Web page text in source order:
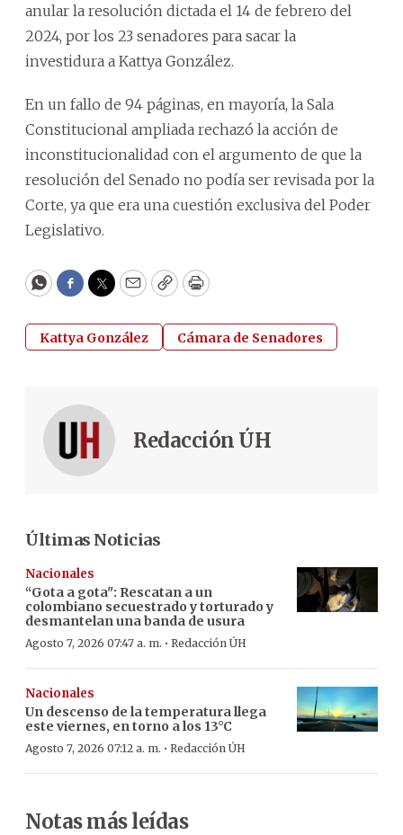
anular la resolución dictada el 14 de febrero del
2024, por los 23 senadores para sacar la
investidura a Kattya González.
En un fallo de 94 páginas, en mayoría, la Sala
Constitucional ampliada rechazó la acción de
inconstitucionalidad con el argumento de que la
resolución del Senado no podía ser revisada por la
Corte, ya que era una cuestión exclusiva del Poder
Legislativo.
WhatsApp
Facebook
Twitter
EmailCopyPrint
Kattya González Cámara de Senadores
Redacción ÚH
Últimas Noticias
Nacionales
“Gota a gota": Rescatan a un
colombiano secuestrado y torturado y
desmantelan una banda de usura
Agosto 7, 2026 07:47 a. m. · Redacción ÚH
Nacionales
Un descenso de la temperatura llega
este viernes, en torno a los 13°C
Agosto 7, 2026 07:12 a. m. · Redacción ÚH
Notas más leídas